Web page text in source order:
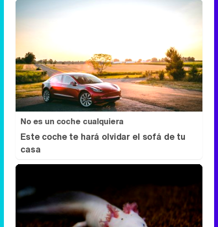
No es un coche cualquiera
Este coche te hará olvidar el sofá de tu
casa
¿Sabías que existen?